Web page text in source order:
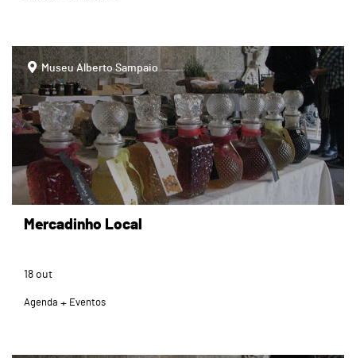
page
Museu Alberto Sampaio
Mercadinho Local
18 out
Agenda Eventos